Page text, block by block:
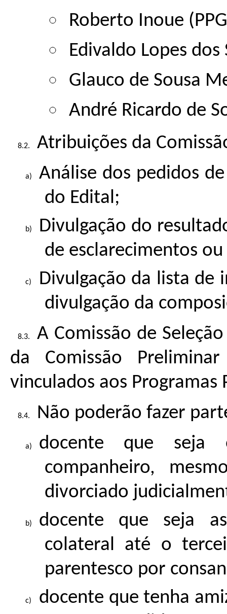
Roberto Inoue
Edivaldo Lopes dos
Glauco de Sousa
André Ricardo de
Atribuições da
Análise dos pedidos
do Edital;
Divulgação do
de esclarecimentos
Divulgação da lista de
divulgação da
A Comissão de
da Comissão
vinculados aos
Não poderão fazer
docente que seja
companheiro,
divorciado
docente que seja
colateral até o
parentesco por
docente que tenha